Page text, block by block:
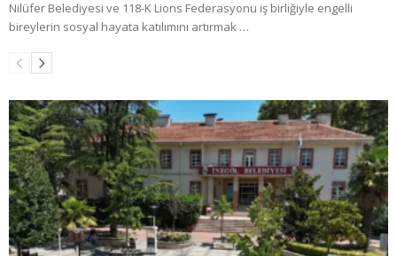
Nilüfer Belediyesi ve 118-K Lions Federasyonu iş birliğiyle engelli
bireylerin sosyal hayata katılımını artırmak …